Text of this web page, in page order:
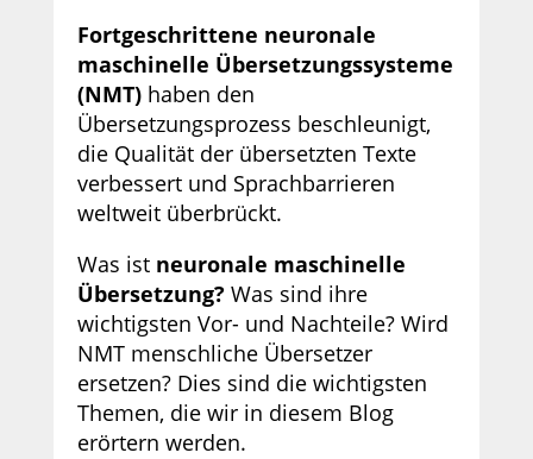
Fortgeschrittene neuronale
maschinelle Übersetzungssysteme
(NMT)haben den
Übersetzungsprozess beschleunigt,
die Qualität der übersetzten Texte
verbessert und Sprachbarrieren
weltweit überbrückt.
Was ist neuronale maschinelle
Übersetzung?Was sind ihre
wichtigsten Vor- und Nachteile? Wird
NMT menschliche Übersetzer
ersetzen? Dies sind die wichtigsten
Themen, die wir in diesem Blog
erörtern werden.